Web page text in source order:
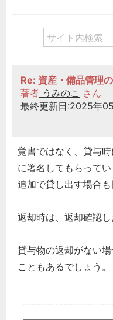
Re: 資産・備品管理
著者 うみのこ さん
最終更新日:2025年
覚書ではなく、貸与
に署名してもらってい
追加で貸し出す場合も
返却時は、返却確認し
貸与物の返却がない
こともあるでしょう。